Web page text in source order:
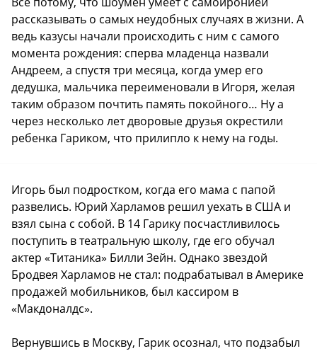
рассказывать о самых неудобных случаях в жизни. А
ведь казусы начали происходить с ним с самого
момента рождения: сперва младенца назвали
Андреем, а спустя три месяца, когда умер его
дедушка, мальчика переименовали в Игоря, желая
таким образом почтить память покойного… Ну а
через несколько лет дворовые друзья окрестили
ребенка Гариком, что прилипло к нему на годы.
Игорь был подростком, когда его мама с папой
развелись. Юрий Харламов решил уехать в США и
взял сына с собой. В 14 Гарику посчастливилось
поступить в театральную школу, где его обучал
актер «Титаника» Билли Зейн. Однако звездой
Бродвея Харламов не стал: подрабатывал в Америке
продажей мобильников, был кассиром в
«Макдоналдс».
Вернувшись в Москву, Гарик осознал, что подзабыл